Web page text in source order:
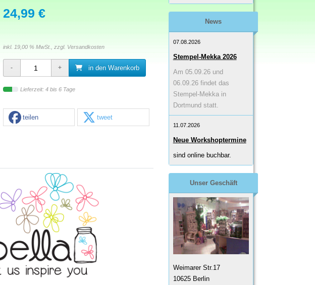
24,99 €
inkl. 19,00 % MwSt., zzgl. Versandkosten
in den Warenkorb
Lieferzeit: 4 bis 6 Tage
teilen tweet
News
07.08.2026
Stempel-Mekka 2026
Am 05.09.26 und
06.09.26 findet das
Stempel-Mekka in
Dortmund statt.
11.07.2026
Neue Workshoptermine
sind online buchbar.
Unser Geschäft
Weimarer Str.17
10625 Berlin